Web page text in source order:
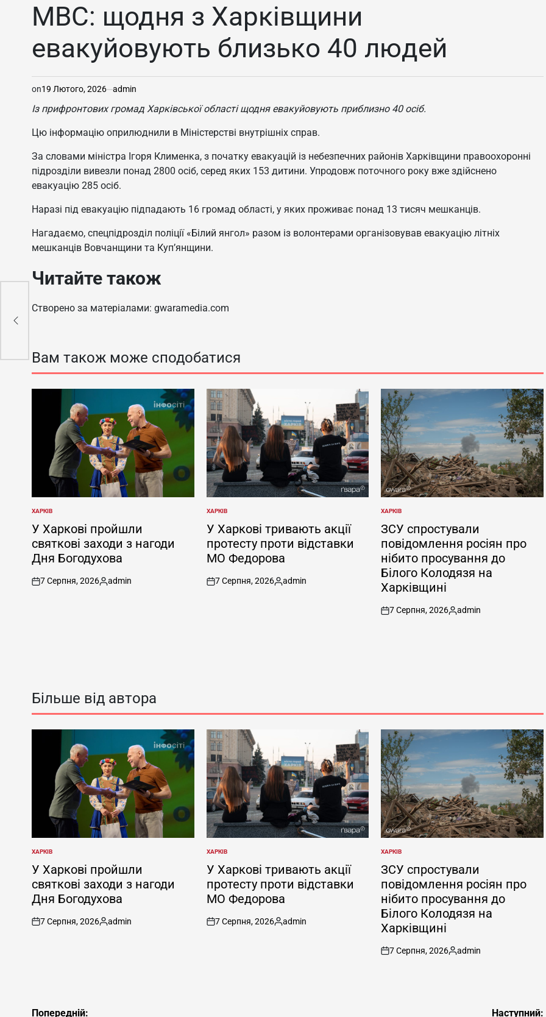
МВС: щодня з Харківщини
евакуйовують близько 40 людей
on19 Лютого, 2026 admin
Із прифронтових громад Харківської області щодня евакуйовують приблизно 40 осіб.
Цю інформацію оприлюднили в Міністерстві внутрішніх справ.
За словами міністра Ігоря Клименка, з початку евакуацій із небезпечних районів Харківщини правоохоронні
підрозділи вивезли понад 2800 осіб, серед яких 153 дитини. Упродовж поточного року вже здійснено
евакуацію 285 осіб.
Наразі під евакуацію підпадають 16 громад області, у яких проживає понад 13 тисяч мешканців.
Нагадаємо, спецпідрозділ поліції «Білий янгол» разом із волонтерами організовував евакуацію літніх
мешканців Вовчанщини та Куп’янщини.
Читайте також
Створено за матеріалами: gwaramedia.com
Вам також може сподобатися
ОПУБЛІКУВАТИ
У
ХАРКІВ
У Харкові пройшли
святкові заходи з нагоди
Дня Богодухова
on
7 Серпня, 2026
Опубліковано
admin
ОПУБЛІКУВАТИ
У
ХАРКІВ
У Харкові тривають акції
протесту проти відставки
МО Федорова
on
7 Серпня, 2026
Опубліковано
admin
ОПУБЛІКУВАТИ
У
ХАРКІВ
ЗСУ спростували
повідомлення росіян про
нібито просування до
Білого Колодязя на
Харківщині
on
7 Серпня, 2026
Опубліковано
admin
Більше від автора
ОПУБЛІКУВАТИ
У
ХАРКІВ
У Харкові пройшли
святкові заходи з нагоди
Дня Богодухова
on
7 Серпня, 2026
Опубліковано
admin
ОПУБЛІКУВАТИ
У
ХАРКІВ
У Харкові тривають акції
протесту проти відставки
МО Федорова
on
7 Серпня, 2026
Опубліковано
admin
ОПУБЛІКУВАТИ
У
ХАРКІВ
ЗСУ спростували
повідомлення росіян про
нібито просування до
Білого Колодязя на
Харківщині
on
7 Серпня, 2026
Опубліковано
admin
Попередній: Наступний: